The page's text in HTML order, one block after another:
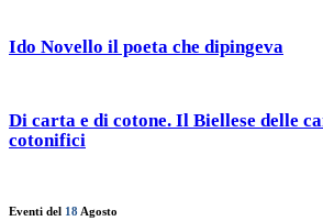
Ido Novello il poeta che dipingeva
Di carta e di cotone. Il Biellese delle
cotonifici
Eventi del 18 Agosto